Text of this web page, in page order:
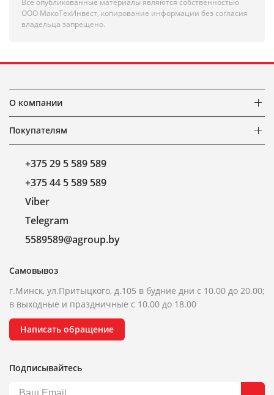
Все опубликованные материалы являются собственностью
ООО МакоТехИнвест, копирование информации без согласия
владельца запрещено.
О компании
Покупателям
+375 29 5 589 589
+375 44 5 589 589
Viber
Telegram
5589589@agroup.by
Самовывоз
г.Минск, ул.Притыцкого, д.105 в будние дни с 10.00 до 20.00;
в выходные и праздничные с 10.00 до 18.00
Написать обращение
Подписывайтесь